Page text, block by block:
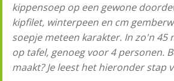
kippensoep op een gewone
kipfilet, winterpeen en cm
soepje meteen karakter. In zo'n 45
op tafel, genoeg voor 4 personen.
maakt? Je leest het hieronder stap